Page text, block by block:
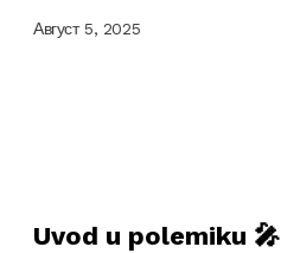
Август 5, 2025
Uvod u polemiku 🎤